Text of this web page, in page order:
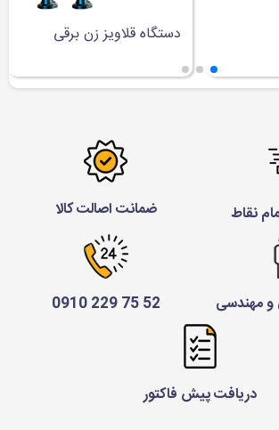
دستگاه قلاویز زن برقی
نقاط ضمانت اصالت کالا
مهندسی 52 75 229 0910
دریافت پیش فاکتور